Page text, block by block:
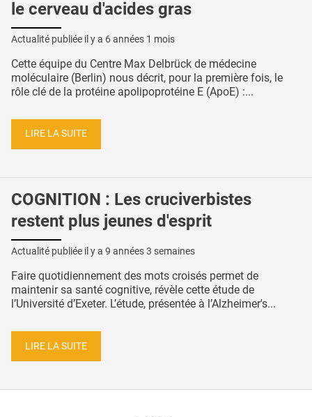
le cerveau d'acides gras
Actualité publiée il y a 6 années 1 mois
Cette équipe du Centre Max Delbrück de médecine
moléculaire (Berlin) nous décrit, pour la première fois, le
rôle clé de la protéine apolipoprotéine E (ApoE) :...
LIRE LA SUITE
COGNITION : Les cruciverbistes
restent plus jeunes d'esprit
Actualité publiée il y a 9 années 3 semaines
Faire quotidiennement des mots croisés permet de
maintenir sa santé cognitive, révèle cette étude de
l’Université d’Exeter. L’étude, présentée à l’Alzheimer's...
LIRE LA SUITE